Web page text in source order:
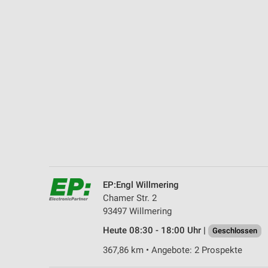
EP:Engl Willmering
Chamer Str. 2
93497 Willmering
Heute 08:30 - 18:00 Uhr |
Geschlossen
367,86 km • Angebote: 2 Prospekte
Notwendig